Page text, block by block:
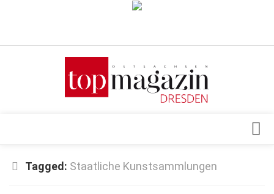
Verkaufsstellen
Top Gesundheitsforum Dresden / Ostsachsen
Tagged: Staatliche Kunstsammlungen